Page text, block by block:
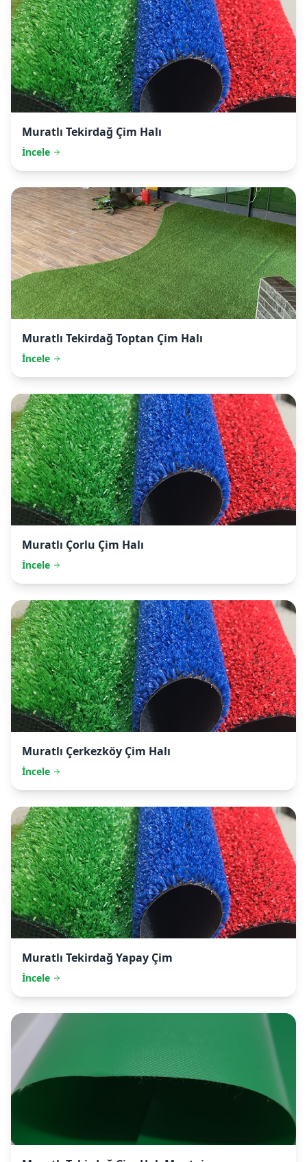
Muratlı Tekirdağ Çim Halı
İncele
Muratlı Tekirdağ Toptan Çim Halı
İncele
Muratlı Çorlu Çim Halı
İncele
Muratlı Çerkezköy Çim Halı
İncele
Muratlı Tekirdağ Yapay Çim
İncele